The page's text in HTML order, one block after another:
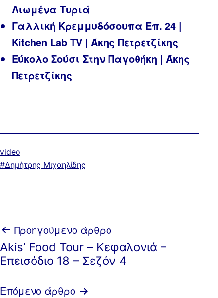
Λιωμένα Τυριά
Γαλλική Κρεμμυδόσουπα Επ. 24 |
Kitchen Lab TV | Άκης Πετρετζίκης
Εύκολο Σούσι Στην Παγοθήκη | Άκης
Πετρετζίκης
Κατηγοριοποιημένα
ως
video
ΜεΔημήτρης Μιχαηλίδης
Πλοήγηση
άρθρων
Προηγούμενο άρθρο
Akis’ Food Tour – Κεφαλονιά –
Επεισόδιο 18 – Σεζόν 4
Επόμενο άρθρο